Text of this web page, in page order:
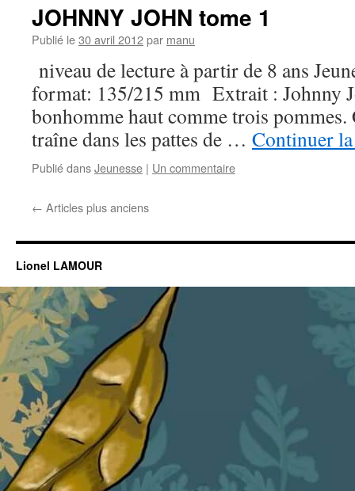
JOHNNY JOHN tome 1
Publié le30 avril 2012par manu
niveau de lecture à partir de 8 ans
format: 135/215 mm Extrait : Johnny
bonhomme haut comme trois
traîne dans les pattes de … Continuer
Publié dansJeunesse | Un commentaire
← Articles plus anciens
Lionel LAMOUR